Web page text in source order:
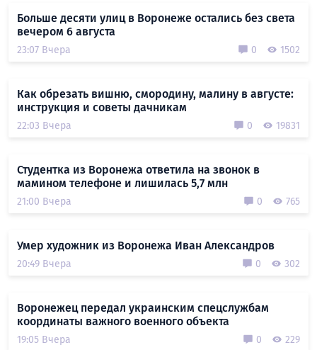
Больше десяти улиц в Воронеже остались без света
вечером 6 августа
23:07 Вчера 0 1502
Как обрезать вишню, смородину, малину в августе:
инструкция и советы дачникам
22:03 Вчера 0 19831
Студентка из Воронежа ответила на звонок в
мамином телефоне и лишилась 5,7 млн
21:00 Вчера 0 765
Умер художник из Воронежа Иван Александров
20:49 Вчера 0 302
Воронежец передал украинским спецслужбам
координаты важного военного объекта
19:05 Вчера 0 229